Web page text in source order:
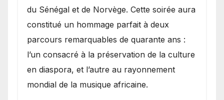
du Sénégal et de Norvège. Cette soirée aura
constitué un hommage parfait à deux
parcours remarquables de quarante ans :
l’un consacré à la préservation de la culture
en diaspora, et l’autre au rayonnement
mondial de la musique africaine.